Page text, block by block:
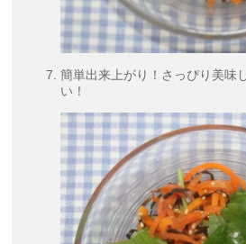
簡単出来上がり！さっぴり美味
い！